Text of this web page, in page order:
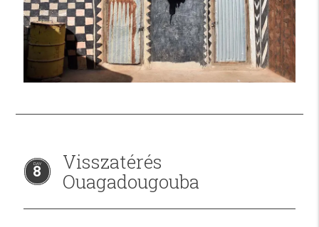
8
Visszatérés
Ouagadougouba